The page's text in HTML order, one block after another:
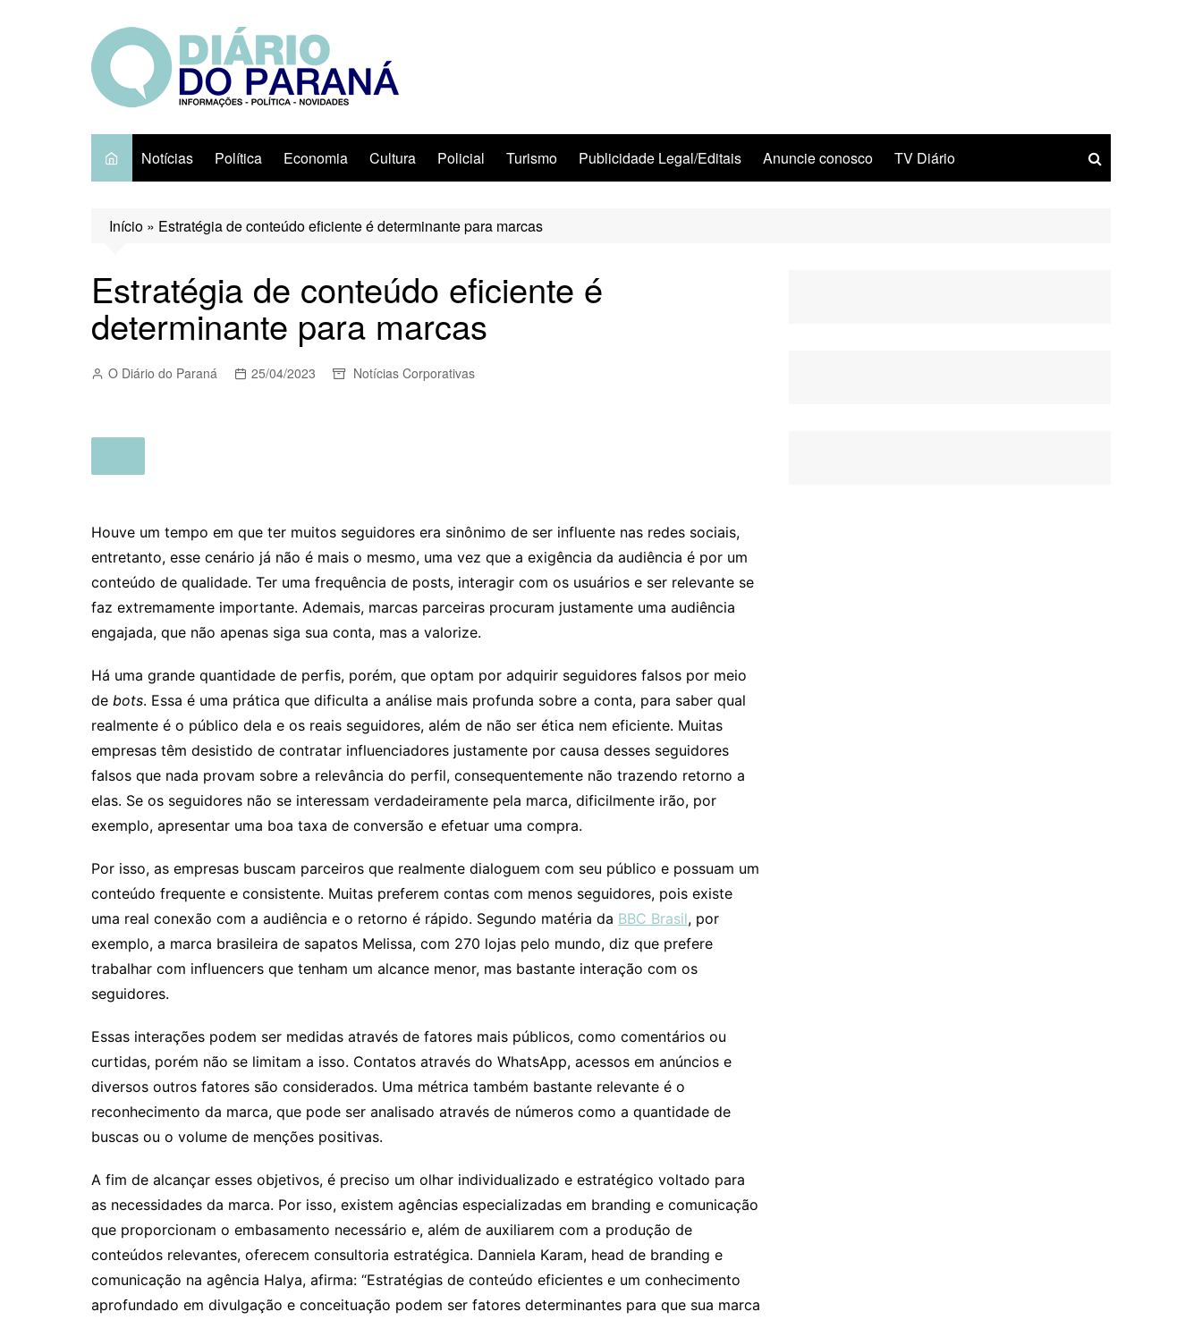
Notícias Política Economia Cultura Policial Turismo Publicidade Legal/Editais Anuncie conosco TV Diário
Início » Estratégia de conteúdo eficiente é determinante para marcas
Estratégia de conteúdo eficiente é
determinante para marcas
O Diário do Paraná 25/04/2023 Notícias Corporativas
Houve um tempo em que ter muitos seguidores era sinônimo de ser influente nas redes sociais,
entretanto, esse cenário já não é mais o mesmo, uma vez que a exigência da audiência é por um
conteúdo de qualidade. Ter uma frequência de posts, interagir com os usuários e ser relevante se
faz extremamente importante. Ademais, marcas parceiras procuram justamente uma audiência
engajada, que não apenas siga sua conta, mas a valorize.
Há uma grande quantidade de perfis, porém, que optam por adquirir seguidores falsos por meio
de bots. Essa é uma prática que dificulta a análise mais profunda sobre a conta, para saber qual
realmente é o público dela e os reais seguidores, além de não ser ética nem eficiente. Muitas
empresas têm desistido de contratar influenciadores justamente por causa desses seguidores
falsos que nada provam sobre a relevância do perfil, consequentemente não trazendo retorno a
elas. Se os seguidores não se interessam verdadeiramente pela marca, dificilmente irão, por
exemplo, apresentar uma boa taxa de conversão e efetuar uma compra.
Por isso, as empresas buscam parceiros que realmente dialoguem com seu público e possuam um
conteúdo frequente e consistente. Muitas preferem contas com menos seguidores, pois existe
uma real conexão com a audiência e o retorno é rápido. Segundo matéria da BBC Brasil, por
exemplo, a marca brasileira de sapatos Melissa, com 270 lojas pelo mundo, diz que prefere
trabalhar com influencers que tenham um alcance menor, mas bastante interação com os
seguidores.
Essas interações podem ser medidas através de fatores mais públicos, como comentários ou
curtidas, porém não se limitam a isso. Contatos através do WhatsApp, acessos em anúncios e
diversos outros fatores são considerados. Uma métrica também bastante relevante é o
reconhecimento da marca, que pode ser analisado através de números como a quantidade de
buscas ou o volume de menções positivas.
A fim de alcançar esses objetivos, é preciso um olhar individualizado e estratégico voltado para
as necessidades da marca. Por isso, existem agências especializadas em branding e comunicação
que proporcionam o embasamento necessário e, além de auxiliarem com a produção de
conteúdos relevantes, oferecem consultoria estratégica. Danniela Karam, head de branding e
comunicação na agência Halya, afirma: “Estratégias de conteúdo eficientes e um conhecimento
aprofundado em divulgação e conceituação podem ser fatores determinantes para que sua marca